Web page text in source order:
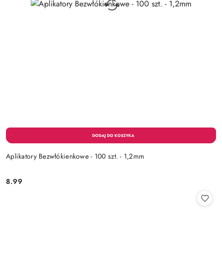
Aplikatory Bezwłókienkowe - 100 szt. - 1,2mm
Cena:
8.99